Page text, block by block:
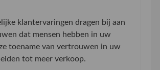
klantervaringen dragen bij aan
dat mensen hebben in uw
toename van vertrouwen in uw
tot meer verkoop.